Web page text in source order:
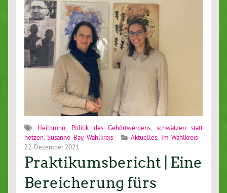
Heilbronn, Politik des Gehörtwerdens,schwätzen statt
hetzen,Susanne Bay,Wahlkreis Aktuelles, Im Wahlkreis
22. Dezember 2021
Praktikumsbericht | Eine
Bereicherung fürs